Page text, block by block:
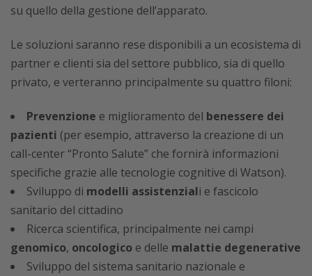
su quello della gestione dell’apparato.
Le soluzioni saranno rese disponibili a un ecosistema di
partner e clienti sia del settore pubblico, sia di quello
privato, e verteranno principalmente su quattro filoni:
Prevenzione e miglioramento del benessere dei
pazienti (per esempio, attraverso la creazione di un
call-center “Pronto Salute” che fornirà informazioni
specifiche grazie alle tecnologie cognitive di Watson).
Sviluppo di modelli assistenziali e fascicolo
sanitario del cittadino
Ricerca scientifica, principalmente nei campi
genomico, oncologico e delle malattie degenerative
Sviluppo del sistema sanitario nazionale e